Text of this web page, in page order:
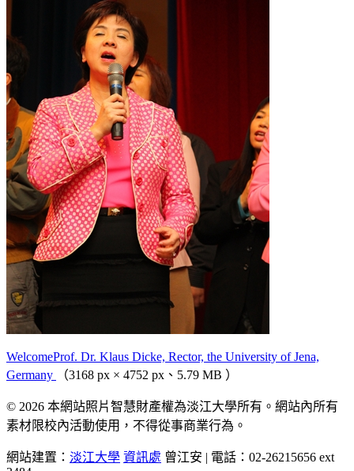
WelcomeProf. Dr. Klaus Dicke, Rector, the University of Jena,
Germany
（3168 px × 4752 px、5.79 MB ）
© 2026 本網站照片智慧財產權為淡江大學所有。網站內所有
素材限校內活動使用，不得從事商業行為。
網站建置： 淡江大學 資訊處 曾江安 | 電話：02-26215656 ext